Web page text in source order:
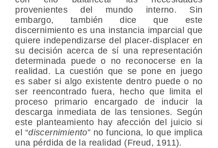
provenientes del mundo interno. Sin
embargo, también dice que este
discernimiento es una instancia imparcial que
quiere independizarse del placer-displacer en
su decisión acerca de sí una representación
determinada puede o no reconocerse en la
realidad. La cuestión que se pone en juego
es saber si algo existente dentro puede o no
ser reencontrado fuera, hecho que limita el
proceso primario encargado de inducir la
descarga inmediata de las tensiones. Según
este planteamiento hay afección del juicio si
el “discernimiento” no funciona, lo que implica
una pérdida de la realidad (Freud, 1911).